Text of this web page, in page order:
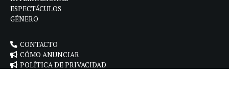
ESPECTÁCULOS
GÉNERO
CONTACTO
CÓMO ANUNCIAR
POLÍTICA DE PRIVACIDAD